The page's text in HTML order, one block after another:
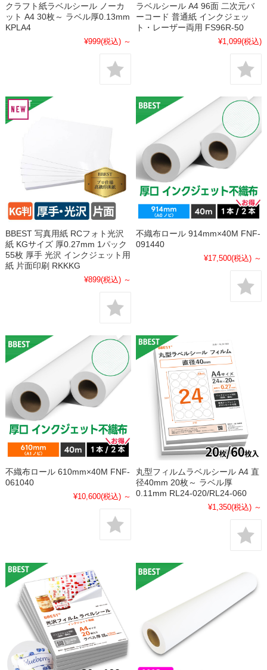
クラフト紙ラベルシール ノーカ
ット A4 30枚～ ラベル厚0.13mm
KPLA4
¥999(税込) ～
ラベルシール A4 96面 二次元バ
ーコード 普通紙 インクジェッ
ト・レーザー両用 FS96R-50
¥1,099(税込)
BBEST 写真用紙 RCフォト光沢
紙 KGサイズ 厚0.27mm 1パック
55枚 厚手 光沢 インクジェット用
紙 片面印刷 RKKKG
¥899(税込) ～
不織布ロール 914mm×40M FNF-
091440
¥17,500(税込) ～
不織布ロール 610mm×40M FNF-
061040
¥10,600(税込) ～
丸型フィルムラベルシール A4 直
径40mm 20枚～ ラベル厚
0.11mm RL24-020/RL24-060
¥1,350(税込) ～